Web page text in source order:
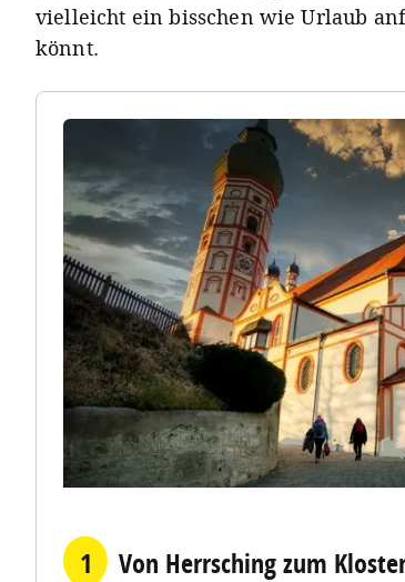
vielleicht ein bisschen wie Urlaub
könnt.
1 Von Herrsching zum